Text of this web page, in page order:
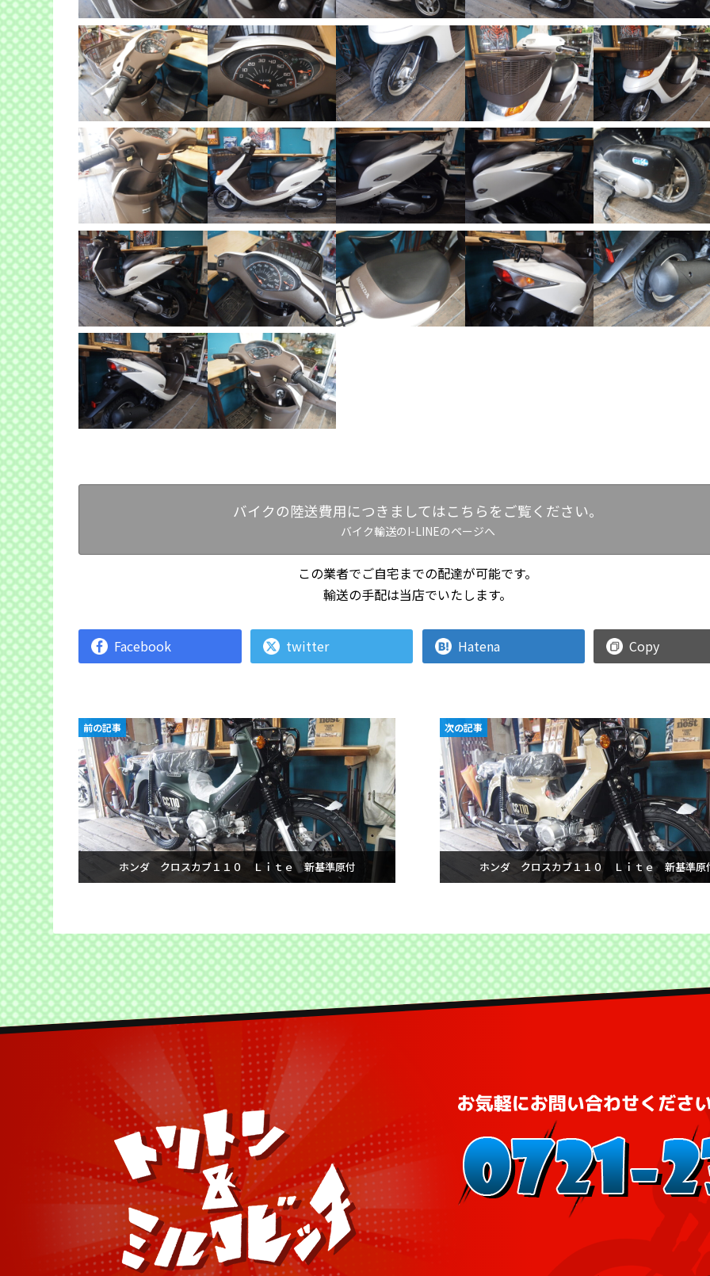
バイクの陸送費用につきましてはこちらをご覧ください。
バイク輸送のI-LINEのページへ
この業者でご自宅までの配達が可能です。
輸送の手配は当店でいたします。
Facebook twitter Hatena Copy
ホンダ クロスカブ１１０ Ｌｉｔｅ 新基準原付
前の記事
ホンダ クロスカブ１１０ Ｌｉｔｅ 新基準原
次の記事